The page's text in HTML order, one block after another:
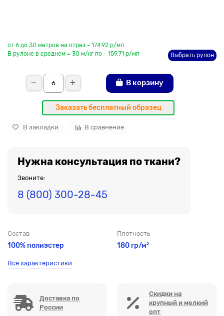
от 6 до 30 метров на отрез - 174.92 р/мп
В рулоне в среднем = 30 м/кг по - 159.71 р/мп
Выбрать рулон
В корзину
Заказать бесплатный образец
В закладки В сравнение
Нужна консультация по ткани?
Звоните:
8 (800) 300-28-45
Состав
100% полиэстер
Плотность
180 гр/м²
Все характеристики
Доставка по
России
Скидки на
крупный и мелкий
опт